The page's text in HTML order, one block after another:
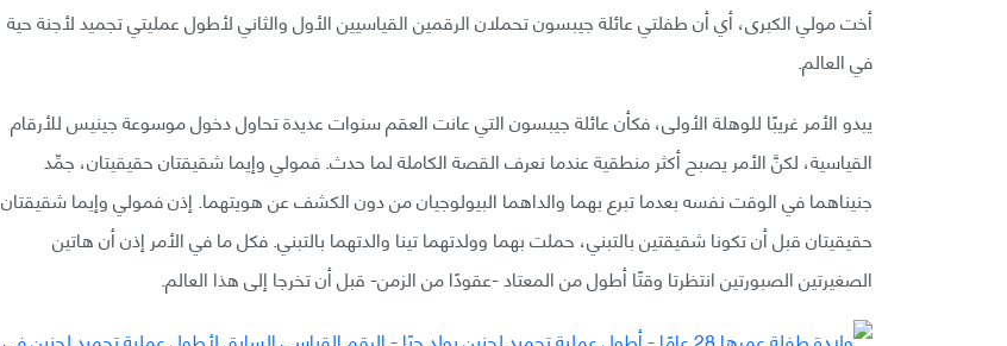
أخت مولي الكبرى، أي أن طفلتي عائلة جيبسون تحملان الرقمين القياسيين الأول والثاني لأطول عمليتي تجميد لأجنة حية
في العالم.
يبدو الأمر غريبًا للوهلة الأولى، فكأن عائلة جيبسون التي عانت العقم سنوات عديدة تحاول دخول موسوعة جينيس للأرقام
القياسية، لكنَّ الأمر يصبح أكثر منطقية عندما نعرف القصة الكاملة لما حدث. فمولي وإيما شقيقتان حقيقيتان، جمِّد
جنيناهما في الوقت نفسه بعدما تبرع بهما والداهما البيولوجيان من دون الكشف عن هويتهما. إذن فمولي وإيما شقيقتان
حقيقيتان قبل أن تكونا شقيقتين بالتبني، حملت بهما وولدتهما تينا والدتهما بالتبني. فكل ما في الأمر إذن أن هاتين
الصغيرتين الصبورتين انتظرتا وقتًا أطول من المعتاد -عقودًا من الزمن- قبل أن تخرجا إلى هذا العالم.